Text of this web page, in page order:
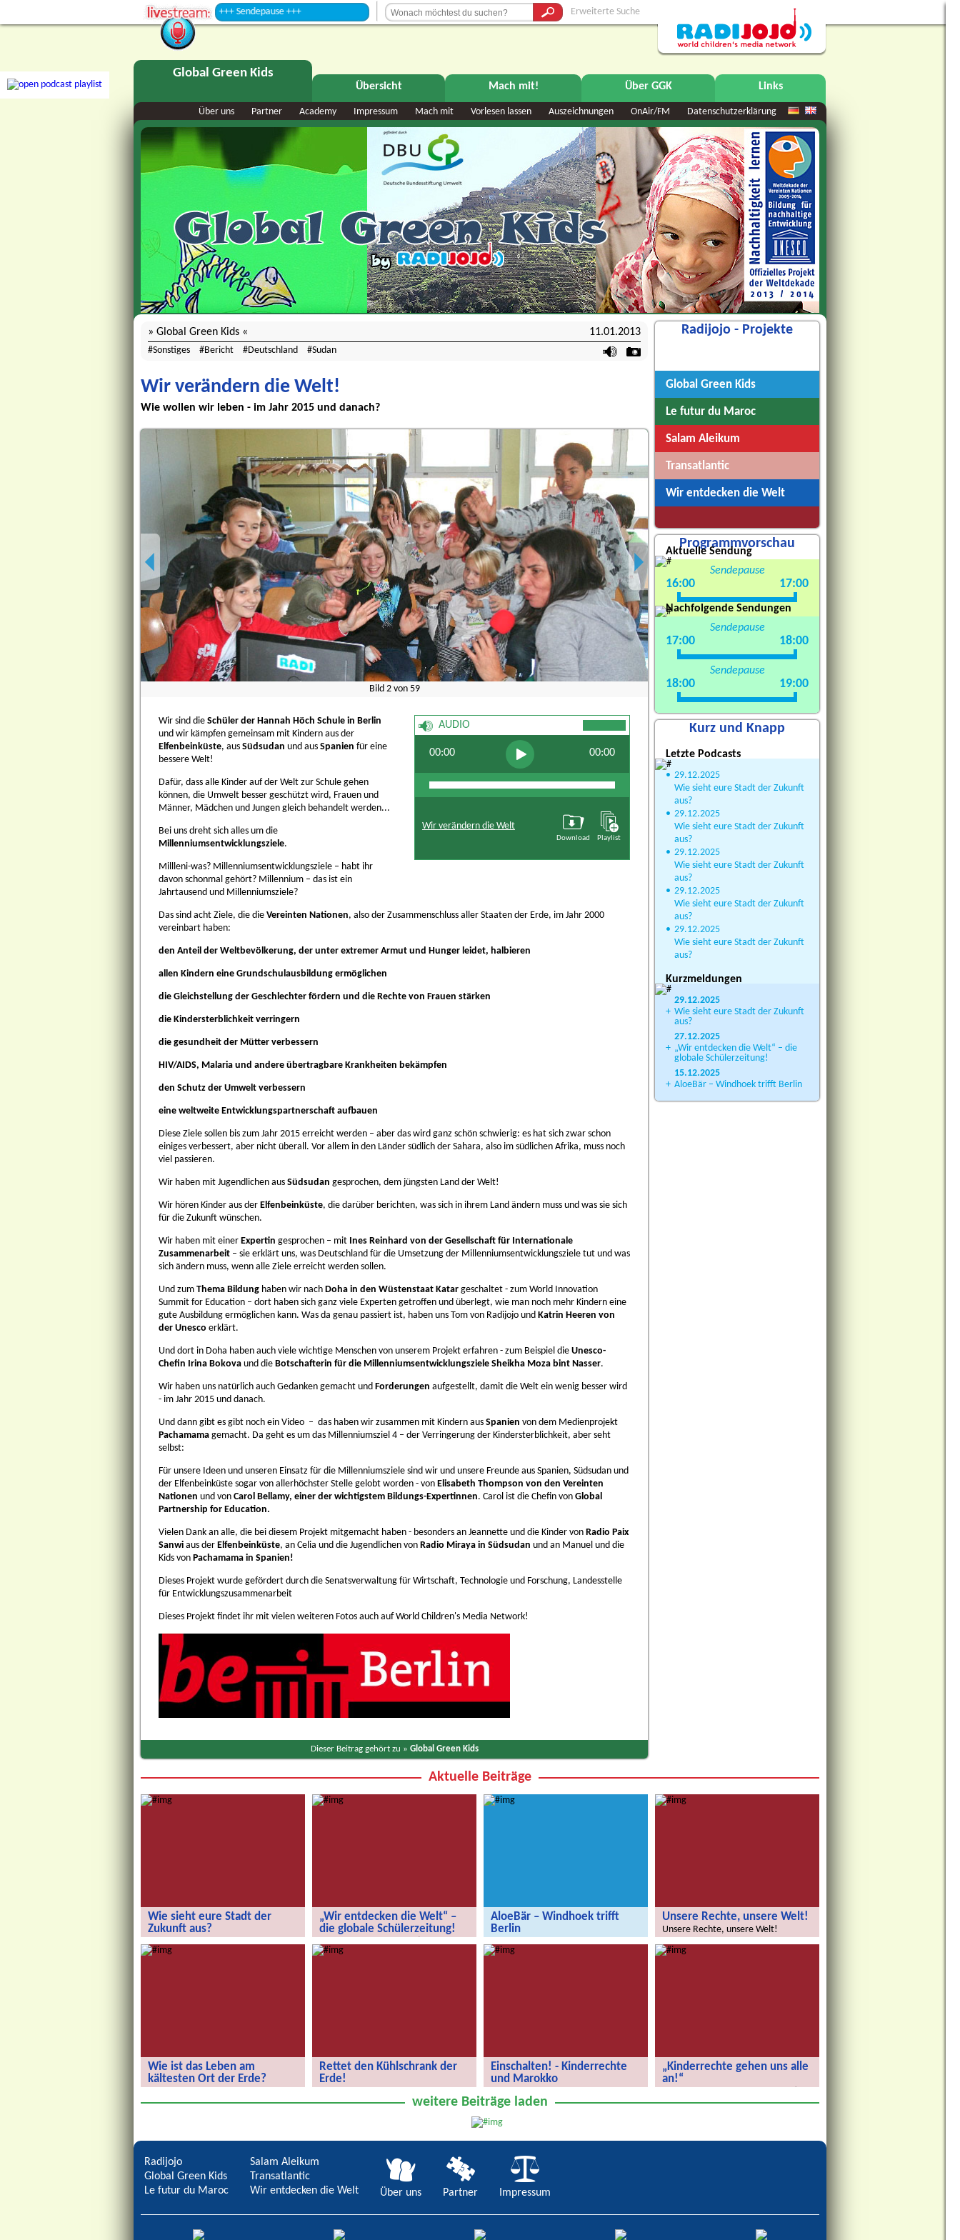
+++ Sendepause +++ Erweiterte Suche
Global Green Kids
Übersicht Mach mit! Über GGK Links
Über uns Partner Academy Impressum Mach mit Vorlesen lassen Auszeichnungen OnAir/FM Datenschutzerklärung
Global Green Kids 11.01.2013
Sonstiges Bericht Deutschland Sudan
Wir verändern die Welt!
Wie wollen wir leben - im Jahr 2015 und danach?
Bild 2von 59
AUDIO
00:00 00:00
Wir verändern die Welt
Playlist
Download
Wir sind die Schüler der Hannah Höch Schule in Berlin
und wir kämpfen gemeinsam mit Kindern aus der
Elfenbeinküste, aus Südsudan und aus Spanien für eine
bessere Welt!
Dafür, dass alle Kinder auf der Welt zur Schule gehen
können, die Umwelt besser geschützt wird, Frauen und
Männer, Mädchen und Jungen gleich behandelt werden...
Bei uns dreht sich alles um die
Millenniumsentwicklungsziele.
Millleni-was? Millenniumsentwicklungsziele – habt ihr
davon schonmal gehört? Millennium – das ist ein
Jahrtausend und Millenniumsziele?
Das sind acht Ziele, die die Vereinten Nationen, also der Zusammenschluss aller Staaten der Erde, im Jahr 2000
vereinbart haben:
den Anteil der Weltbevölkerung, der unter extremer Armut und Hunger leidet, halbieren
allen Kindern eine Grundschul­ausbildung ermöglichen
die Gleichstellung der Geschlechter fördern und die Rechte von Frauen stärken
die Kindersterblichkeit verringern
die gesundheit der Mütter verbessern
HIV/AIDS, Mala­ria und andere über­trag­bare Krank­heiten bekämpfen
den Schutz der Umwelt verbessern
eine weltweite Entwicklungspartnerschaft aufbauen
Diese Ziele sollen bis zum Jahr 2015 erreicht werden – aber das wird ganz schön schwierig: es hat sich zwar schon
einiges verbessert, aber nicht überall. Vor allem in den Länder südlich der Sahara, also im südlichen Afrika, muss noch
viel passieren.
Wir haben mit Jugendlichen aus Südsudan gesprochen, dem jüngsten Land der Welt!
Wir hören Kinder aus der Elfenbeinküste, die darüber berichten, was sich in ihrem Land ändern muss und was sie sich
für die Zukunft wünschen.
Wir haben mit einer Expertin gesprochen – mit Ines Reinhard von der Gesellschaft für Internationale
Zusammenarbeit – sie erklärt uns, was Deutschland für die Umsetzung der Millenniumsentwicklungsziele tut und was
sich ändern muss, wenn alle Ziele erreicht werden sollen.
Und zum Thema Bildung haben wir nach Doha in den Wüstenstaat Katar geschaltet - zum World Innovation
Summit for Education – dort haben sich ganz viele Experten getroffen und überlegt, wie man noch mehr Kindern eine
gute Ausbildung ermöglichen kann. Was da genau passiert ist, haben uns Tom von Radijojo und Katrin Heeren von
der Unesco erklärt.
Und dort in Doha haben auch viele wichtige Menschen von unserem Projekt erfahren - zum Beispiel die Unesco-
Chefin Irina Bokova und die Botschafterin für die Millenniumsentwicklungsziele Sheikha Moza bint Nasser.
Wir haben uns natürlich auch Gedanken gemacht und Forderungen aufgestellt, damit die Welt ein wenig besser wird
- im Jahr 2015 und danach.
Und dann gibt es gibt noch ein Video – das haben wir zusammen mit Kindern aus Spanien von dem Medienprojekt
Pachamama gemacht. Da geht es um das Millenniumsziel 4 – der Verringerung der Kindersterblichkeit, aber seht
selbst:
Für unsere Ideen und unseren Einsatz für die Millenniumsziele sind wir und unsere Freunde aus Spanien, Südsudan und
der Elfenbeinküste sogar von allerhöchster Stelle gelobt worden - von Elisabeth Thompson von den Vereinten
Nationen und von Carol Bellamy, einer der wichtigstem Bildungs-Expertinnen. Carol ist die Chefin von Global
Partnership for Education.
Vielen Dank an alle, die bei diesem Projekt mitgemacht haben - besonders an Jeannette und die Kinder von Radio Paix
Sanwi aus der Elfenbeinküste, an Celia und die Jugendlichen von Radio Miraya in Südsudan und an Manuel und die
Kids von Pachamama in Spanien!
Dieses Projekt wurde gefördert durch die Senatsverwaltung für Wirtschaft, Technologie und Forschung, Landesstelle
für Entwicklungszusammenarbeit
Dieses Projekt findet ihr mit vielen weiteren Fotos auch auf World Children's Media Network!
Dieser Beitrag gehört zu » Global Green Kids
Radijojo - Projekte
Global Green Kids
Le futur du Maroc
Salam Aleikum
Transatlantic
Wir entdecken die Welt
Programmvorschau
Aktuelle Sendung
Sendepause
16:00 17:00
Nachfolgende Sendungen
Sendepause
17:00 18:00
Sendepause
18:00 19:00
Kurz und Knapp
Letzte Podcasts
• 29.12.2025
Wie sieht eure Stadt der Zukunft
aus?
• 29.12.2025
Wie sieht eure Stadt der Zukunft
aus?
• 29.12.2025
Wie sieht eure Stadt der Zukunft
aus?
• 29.12.2025
Wie sieht eure Stadt der Zukunft
aus?
• 29.12.2025
Wie sieht eure Stadt der Zukunft
aus?
Kurzmeldungen
29.12.2025
+ Wie sieht eure Stadt der Zukunft
aus?
27.12.2025
+ „Wir entdecken die Welt“ – die
globale Schülerzeitung!
15.12.2025
+ AloeBär – Windhoek trifft Berlin
Aktuelle Beiträge
Wie sieht eure Stadt der
Zukunft aus?
„Wir entdecken die Welt“ –
die globale Schülerzeitung!
globale Schülerzeitung!
AloeBär – Windhoek trifft
Berlin
Unsere Rechte, unsere Welt!
Unsere Rechte, unsere Welt!
Wie ist das Leben am
kältesten Ort der Erde?
der Erde?
Rettet den Kühlschrank der
Erde!
Einschalten! - Kinderrechte
und Marokko
„Kinderrechte gehen uns alle
an!“
weitere Beiträge laden
Radijojo
Global Green Kids
Le futur du Maroc
Salam Aleikum
Transatlantic
Wir entdecken die Welt
Über uns Partner Impressum